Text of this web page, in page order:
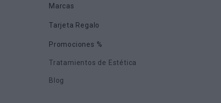
Marcas
Tarjeta Regalo
Promociones %
Tratamientos de Estética
Blog